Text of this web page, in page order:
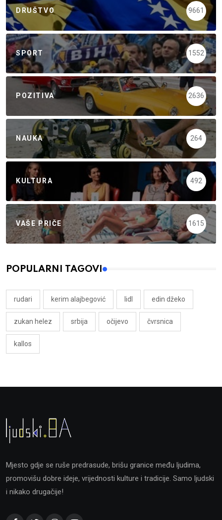
DRUŠTVO 9661
SPORT 1552
POZITIVA 2636
NAUKA 264
KULTURA 492
VAŠE PRIČE 1615
POPULARNI TAGOVI
rudari kerim alajbegović lidl edin džeko
zukan helez srbija očijevo čvrsnica
kallos
Mjesto gdje se ruše predrasude, brišu granice među ljudima,
promovišu dobre ideje, vrijednosti kulture i tradicije. Samo ljudski
i nikako drugačije!